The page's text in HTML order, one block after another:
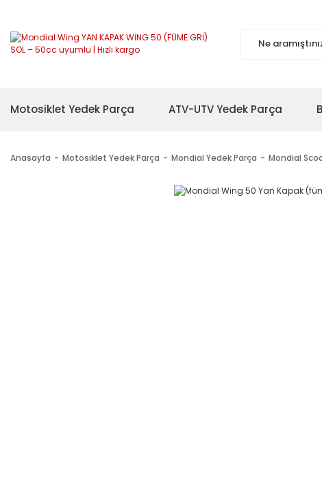
Motosiklet Yedek Parça ATV-UTV Yedek Parça
Anasayfa Motosiklet Yedek Parça Mondial Yedek Parça Mondial